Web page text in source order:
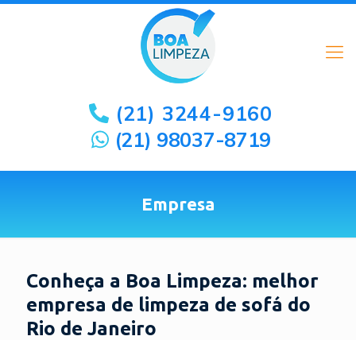
(21) 3244-9160
(21) 98037-8719
Empresa
Conheça a Boa Limpeza: melhor
empresa de limpeza de sofá do
Rio de Janeiro